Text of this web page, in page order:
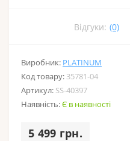
Відгуки: (0)
Виробник: PLATINUM
Код товару: 35781-04
Артикул: SS-40397
Наявність:Є в наявності
5 499 грн.